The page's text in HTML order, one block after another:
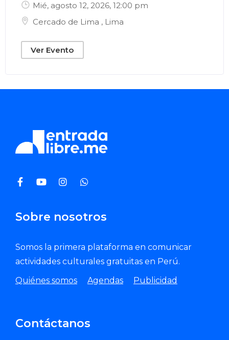
Mié, agosto 12, 2026, 12:00 pm
Cercado de Lima , Lima
Ver Evento
Sobre nosotros
Somos la primera plataforma en comunicar
actividades culturales gratuitas en Perú.
Quiénes somos
Agendas Publicidad
Contáctanos